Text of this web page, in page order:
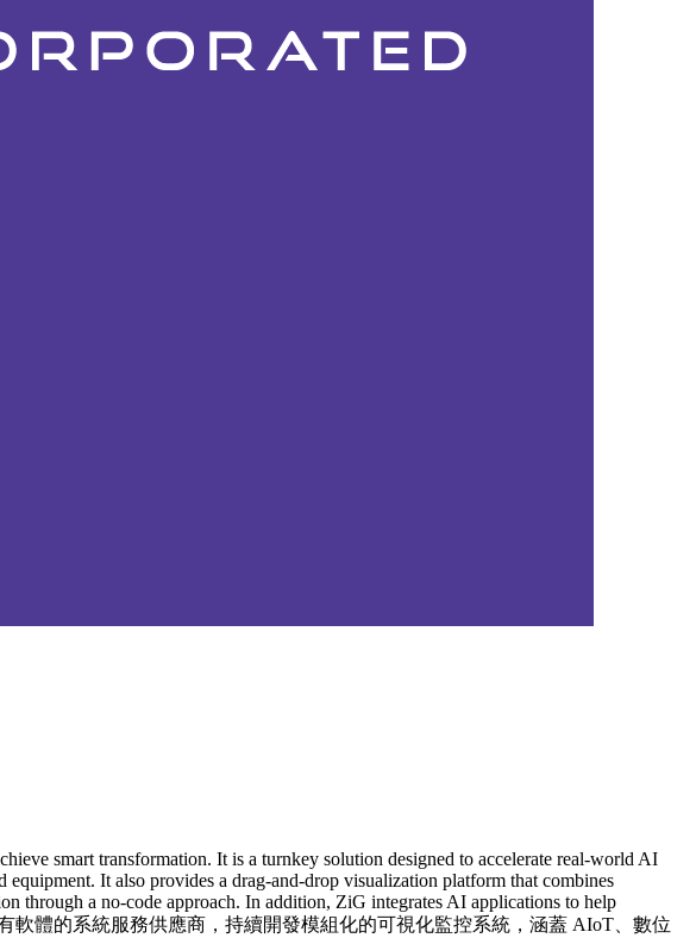
smart transformation. It is a turnkey solution designed to accelerate real-world AI
It also provides a drag-and-drop visualization platform that combines
through a no-code approach. In addition, ZiG integrates AI applications to help
有軟體的系統服務供應商，持續開發模組化的可視化監控系統，涵蓋 AIoT、數位